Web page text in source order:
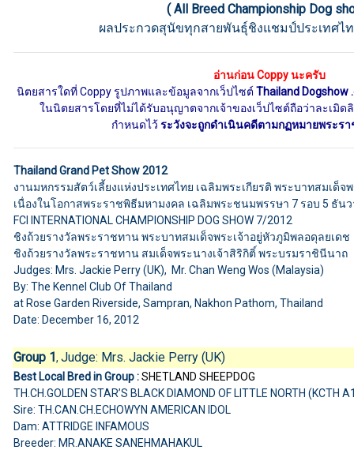
( All Breed Championship Dog
ผลประกวดสุนัขทุกสายพันธุ์ชิงแชมป์ประเทศไท
อ่านก่อน Coppy นะครับ
นิตยสารใดที่ Coppy รูปภาพและข้อมูลจากเว็ปไซต์ Thailand Dogshow
ในนิตยสารโดยที่ไม่ได้รับอนุญาตจากเจ้าของเว็ปไซต์ถือว่าละเมิ
กำหนดไว้ระวังจะถูกดำเนินคดีตามกฏหมายพระ
Thailand Grand Pet Show 2012
งานมหกรรมสัตว์เลี้ยงแห่งประเทศไทย เฉลิมพระเกียรติ พระบาทสมเด็จ
เนื่องในโอกาสพระราชพิธีมหามงคล เฉลิมพระชนมพรรษา 7 รอบ 5 ธันว
FCI INTERNATIONAL CHAMPIONSHIP DOG SHOW 7/2012
ชิงถ้วยรางวัลพระราชทาน พระบาทสมเด็จพระเจ้าอยู่หัวภูมิพลอดุลยเดช
ชิงถ้วยรางวัลพระราชทาน สมเด็จพระนางเจ้าสิริกิติ์ พระบรมราชินีนาถ
Judges: Mrs. Jackie Perry (UK), Mr. Chan Weng Wos (Malaysia)
By: The Kennel Club Of Thailand
at Rose Garden Riverside, Sampran, Nakhon Pathom, Thailand
Date: December 16, 2012
Group 1, Judge: Mrs. Jackie Perry (UK)
Best Local Bred in Group :SHETLAND SHEEPDOG
TH.CH.GOLDEN STAR’S BLACK DIAMOND OF LITTLE NORTH (KCTH
Sire: TH.CAN.CH.ECHOWYN AMERICAN IDOL
Dam: ATTRIDGE INFAMOUS
Breeder: MR.ANAKE SANEHMAHAKUL